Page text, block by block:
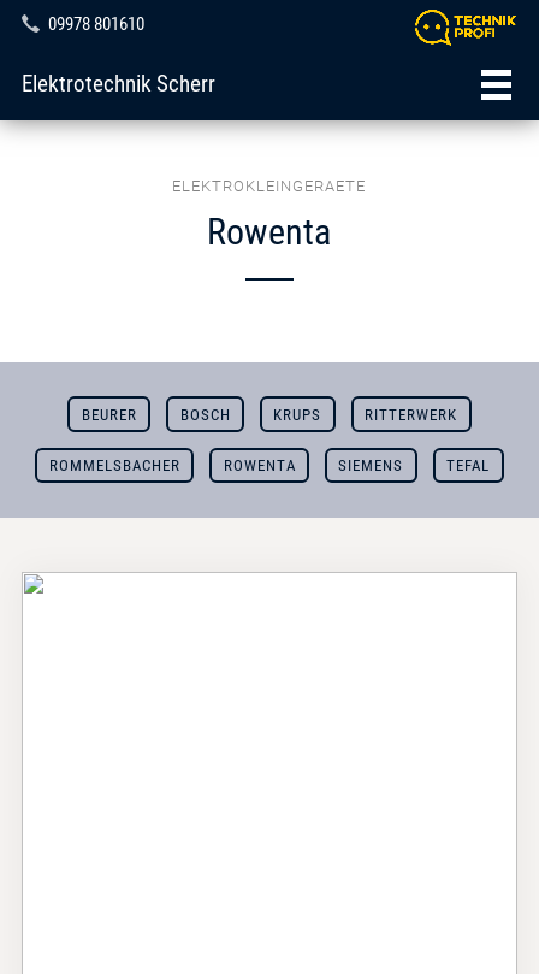
09978 801610
Elektrotechnik Scherr
ELEKTROKLEINGERAETE
Rowenta
BEURER BOSCH KRUPS RITTERWERK
ROMMELSBACHER ROWENTA SIEMENS TEFAL